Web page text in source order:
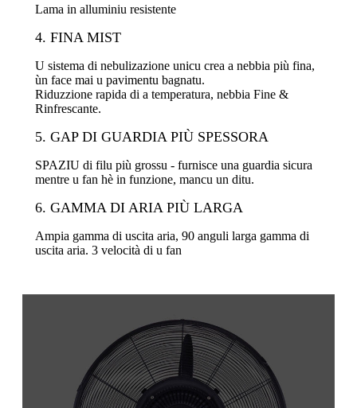
Lama in alluminiu resistente
4. FINA MIST
U sistema di nebulizazione unicu crea a nebbia più fina,
ùn face mai u pavimentu bagnatu.
Riduzzione rapida di a temperatura, nebbia Fine &
Rinfrescante.
5. GAP DI GUARDIA PIÙ SPESSORA
SPAZIU di filu più grossu - furnisce una guardia sicura
mentre u fan hè in funzione, mancu un ditu.
6. GAMMA DI ARIA PIÙ LARGA
Ampia gamma di uscita aria, 90 anguli larga gamma di
uscita aria. 3 velocità di u fan